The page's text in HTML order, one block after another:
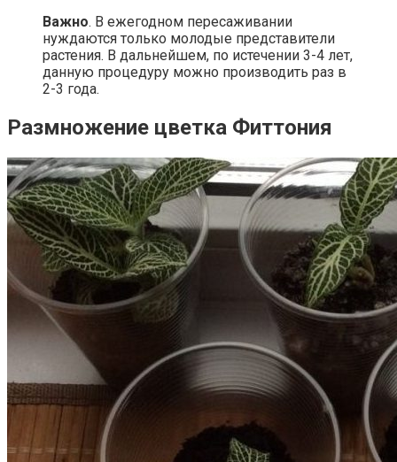
Важно. В ежегодном пересаживании
нуждаются только молодые представители
растения. В дальнейшем, по истечении 3-4 лет,
данную процедуру можно производить раз в
2-3 года.
Размножение цветка Фиттония